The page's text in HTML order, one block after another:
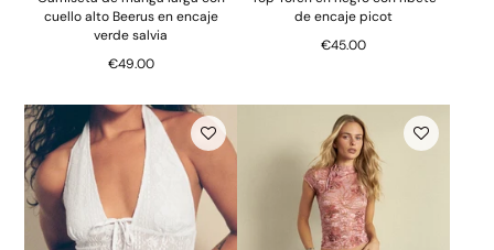
cuello alto Beerus en encaje
verde salvia
€49.00
de encaje picot
€45.00